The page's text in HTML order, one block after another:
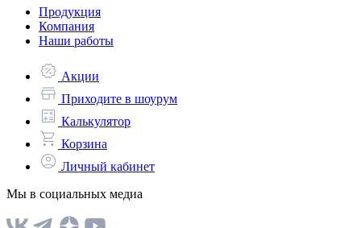
Продукция
Компания
Наши работы
Акции
Приходите в шоурум
Калькулятор
Корзина
Личный кабинет
Мы в социальных медиа